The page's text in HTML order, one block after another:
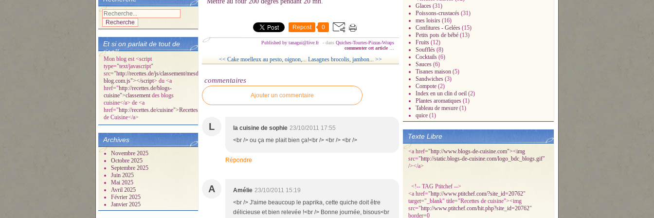
Et si on parlait de tout de
rien!!
Mon blog est <script
type="text/javascript"
src="http://recettes.de/js/classement/mesdelicesparadisiaques.over-
blog.com.js"></script> du <a
href="http://recettes.de/blogs-
cuisine">classement des blogs
cuisine</a> de <a
href="http://recettes.de/cuisine">Recettes
de Cuisine</a>
Archives
Novembre 2025
Octobre 2025
Septembre 2025
Juin 2025
Mai 2025
Avril 2025
Février 2025
Janvier 2025
Repost 0
Published by tanagui@live.fr - dans Quiches-Tourtes-Pizzas-Wraps
commenter cet article
<< Cake moelleux au pesto, oignon,... Lasagnes brocolis, jambon... >>
commentaires
Ajouter un commentaire
L la cuisine de sophie 23/10/2011 17:55
<br /> ou ça me plait bien ça!<br /> <br /> <br />
Répondre
A Amélie 23/10/2011 15:19
<br /> J'aime beaucoup le paprika, cette quiche doit être
délicieuse et bien relevée !<br /> Bonne journée, bisous<br
Glaces (31)
Poissons-crustacés (31)
mes loisirs (16)
Confitures - Gelées (15)
Petits pots de bébé (13)
Fruits (12)
Soufflés (8)
Cocktails (6)
Sauces (6)
Tisanes maison (5)
Sandwiches (3)
Compote (2)
Index en un clin d oeil (2)
Plantes aromatiques (1)
Tableau de mesure (1)
quice (1)
Texte Libre
<a href="http://www.blogs-de-cuisine.com"><img
src="http://static.blogs-de-cuisine.com/logo_bdc_blogs.gif"
/></a>
<!-- TAG Ptitchef -->
<a href="http://www.ptitchef.com/?site_id=20762"
target="_blank" title="Recettes de cuisine"><img
src="http://www.ptitchef.com/hit.php?site_id=20762"
border=0